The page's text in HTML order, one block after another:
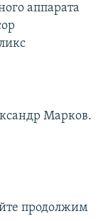
аппарата
Марков.
продолжим